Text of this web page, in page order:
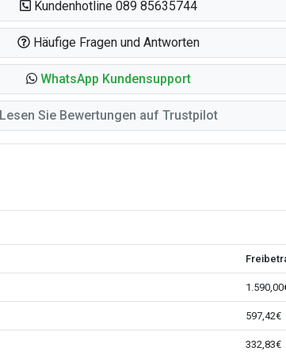
Kundenhotline 089 85635744
Häufige Fragen und Antworten
WhatsApp Kundensupport
Lesen Sie Bewertungen auf Trustpilot
597,42€
332,83€